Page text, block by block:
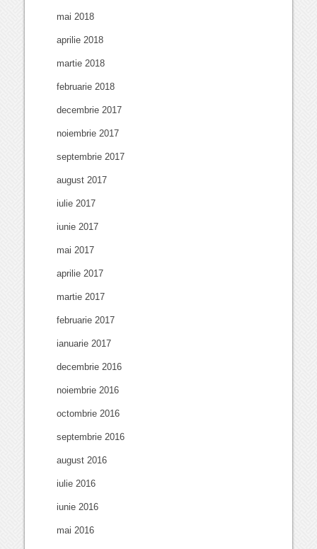
mai 2018
aprilie 2018
martie 2018
februarie 2018
decembrie 2017
noiembrie 2017
septembrie 2017
august 2017
iulie 2017
iunie 2017
mai 2017
aprilie 2017
martie 2017
februarie 2017
ianuarie 2017
decembrie 2016
noiembrie 2016
octombrie 2016
septembrie 2016
august 2016
iulie 2016
iunie 2016
mai 2016